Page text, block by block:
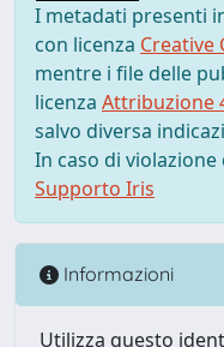
I metadati presenti
con licenza Creative
mentre i file delle
licenza Attribuzione
salvo diversa
In caso di
Supporto Iris
Informazioni
Utilizza questo